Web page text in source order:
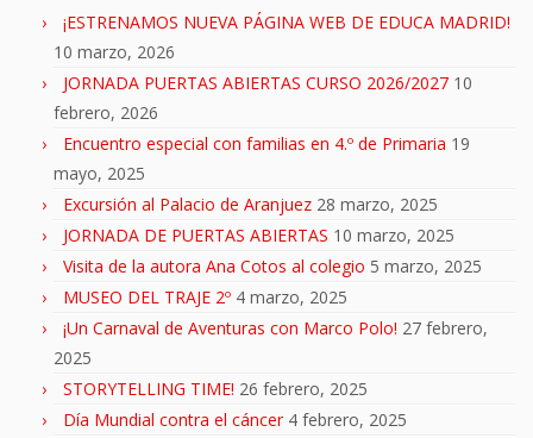
¡ESTRENAMOS NUEVA PÁGINA WEB DE EDUCA MADRID!
10 marzo, 2026
JORNADA PUERTAS ABIERTAS CURSO 2026/2027 10
febrero, 2026
Encuentro especial con familias en 4.º de Primaria 19
mayo, 2025
Excursión al Palacio de Aranjuez 28 marzo, 2025
JORNADA DE PUERTAS ABIERTAS 10 marzo, 2025
Visita de la autora Ana Cotos al colegio 5 marzo, 2025
MUSEO DEL TRAJE 2º 4 marzo, 2025
¡Un Carnaval de Aventuras con Marco Polo! 27 febrero,
2025
STORYTELLING TIME! 26 febrero, 2025
Día Mundial contra el cáncer 4 febrero, 2025